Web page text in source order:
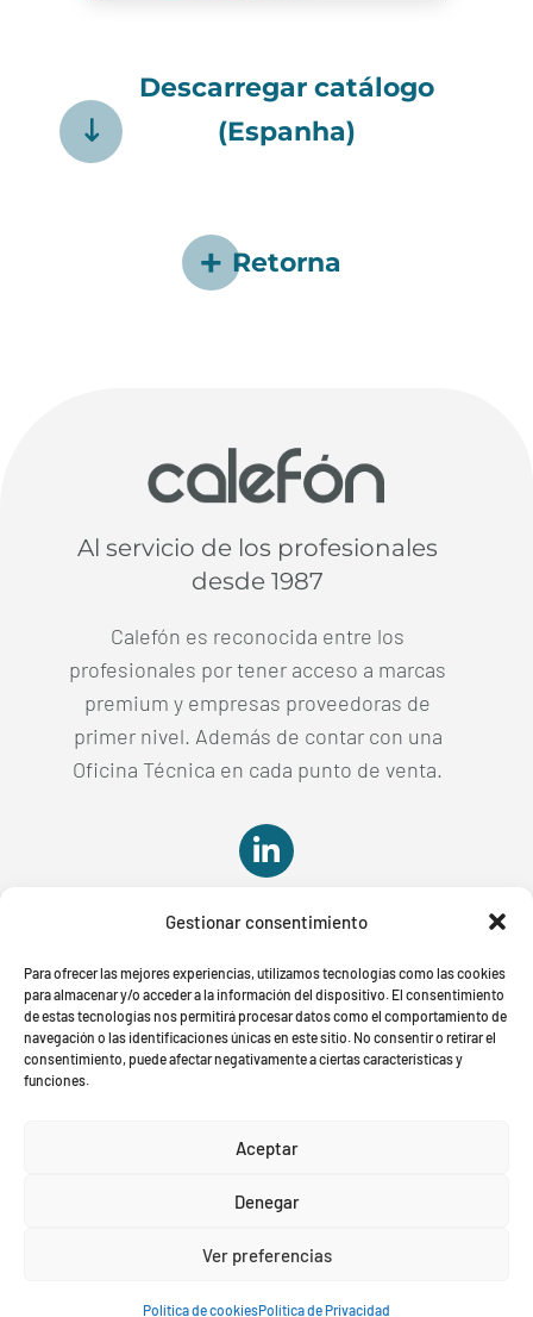
Gestionar consentimiento
Para ofrecer las mejores experiencias, utilizamos tecnologías como las cookies
para almacenar y/o acceder a la información del dispositivo. El consentimiento
de estas tecnologías nos permitirá procesar datos como el comportamiento de
navegación o las identificaciones únicas en este sitio. No consentir o retirar el
consentimiento, puede afectar negativamente a ciertas características y
funciones.
Aceptar
Denegar
Ver preferencias
Política de cookiesPolítica de Privacidad
Descarregar catálogo
(Espanha)
Retorna
Al servicio de los profesionales
desde 1987
Calefón es reconocida entre los
profesionales por tener acceso a marcas
premium y empresas proveedoras de
primer nivel. Además de contar con una
Oficina Técnica en cada punto de venta.


reservados.